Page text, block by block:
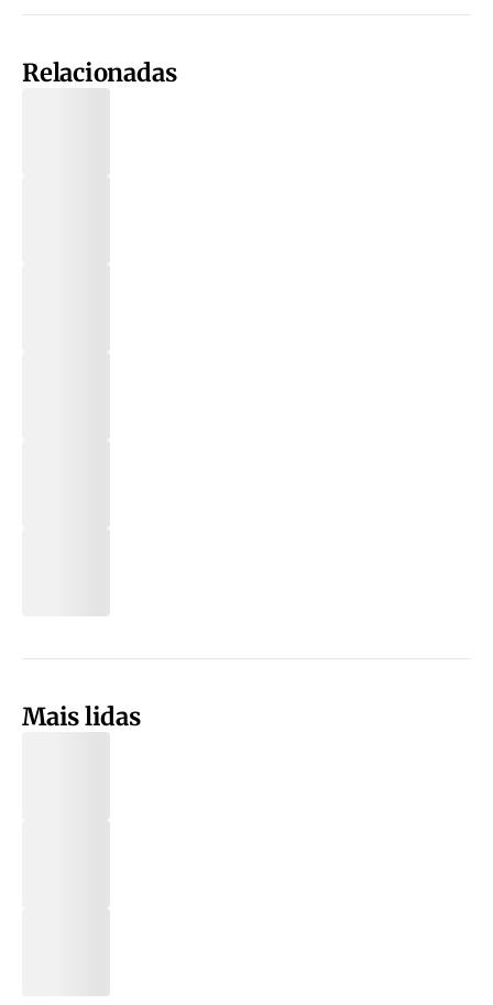
Relacionadas
Mais lidas